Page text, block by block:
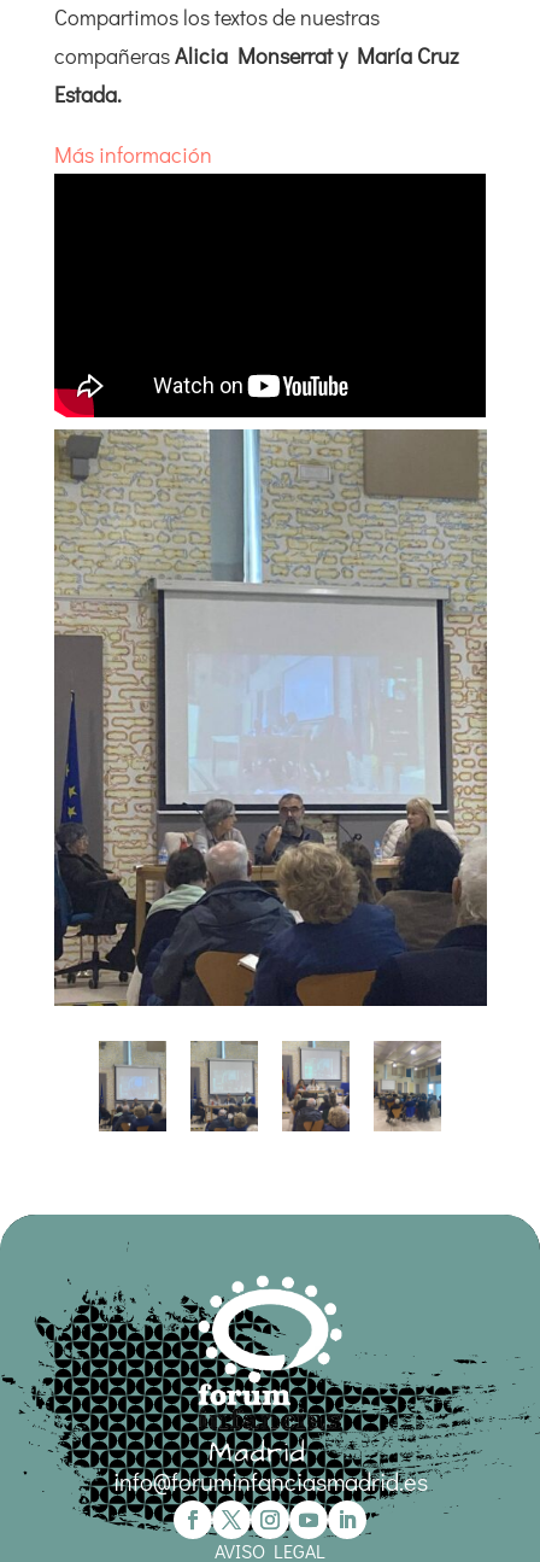
Compartimos los textos de nuestras
compañerasAlicia Monserrat y María Cruz
Estada.
Más información
info@foruminfanciasmadrid.es
AVISO LEGAL